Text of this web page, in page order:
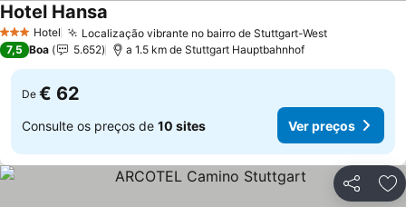
3 EstrelasHotel Localização vibrante no bairro de Stuttgart-West
Hotel Hansa
7,5 Boa 5.652 a 1.5 km de Stuttgart Hauptbahnhof
De € 62
Consulte os preços de 10 sites Ver preços
Partilhar